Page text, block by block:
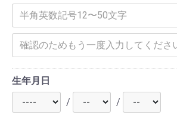
生年月日
/
/